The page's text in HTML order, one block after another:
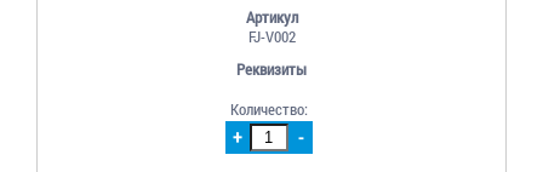
Артикул
FJ-V002
Реквизиты
+ -
Количество: